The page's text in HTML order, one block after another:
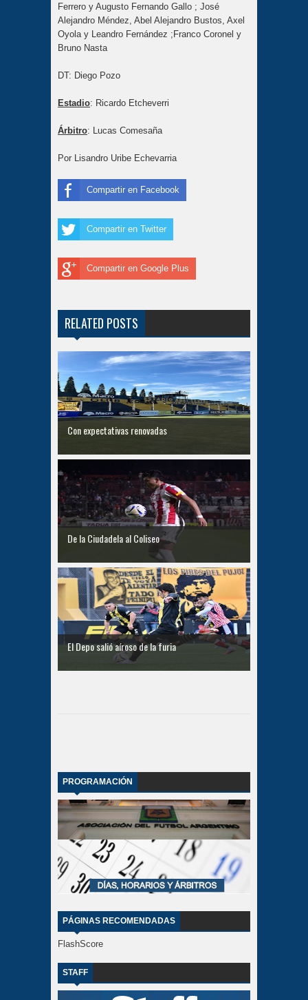
Ferrero y Augusto Fernando Gallo ; José
Alejandro Méndez, Abel Alejandro Bustos, Axel
Oyola y Leandro Fernández ;Franco Coronel y
Bruno Nasta
DT: Diego Pozo
Estadio: Ricardo Etcheverri
Árbitro: Lucas Comesaña
Por Lisandro Uribe Echevarria
Compartir en Facebook
Compartir en Twitter
Compartir en Google Plus
RELATED POSTS
Con expectativas renovadas
De la Ciudadela al Coliseo
El Depo salió aíroso de la furia
PROGRAMACIÓN
PÁGINAS RECOMENDADAS
FlashScore
STAFF